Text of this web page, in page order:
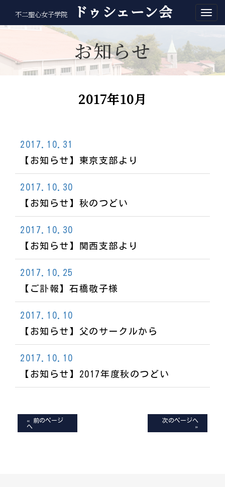
不二聖心女子学院 ドゥシェーン会
お知らせ
2017年10月
2017.10.31
【お知らせ】東京支部より
2017.10.30
【お知らせ】秋のつどい
2017.10.30
【お知らせ】関西支部より
2017.10.25
【ご訃報】石橋敬子様
2017.10.10
【お知らせ】父のサークルから
2017.10.10
【お知らせ】2017年度秋のつどい
« 前のページ
へ
次のページへ
»